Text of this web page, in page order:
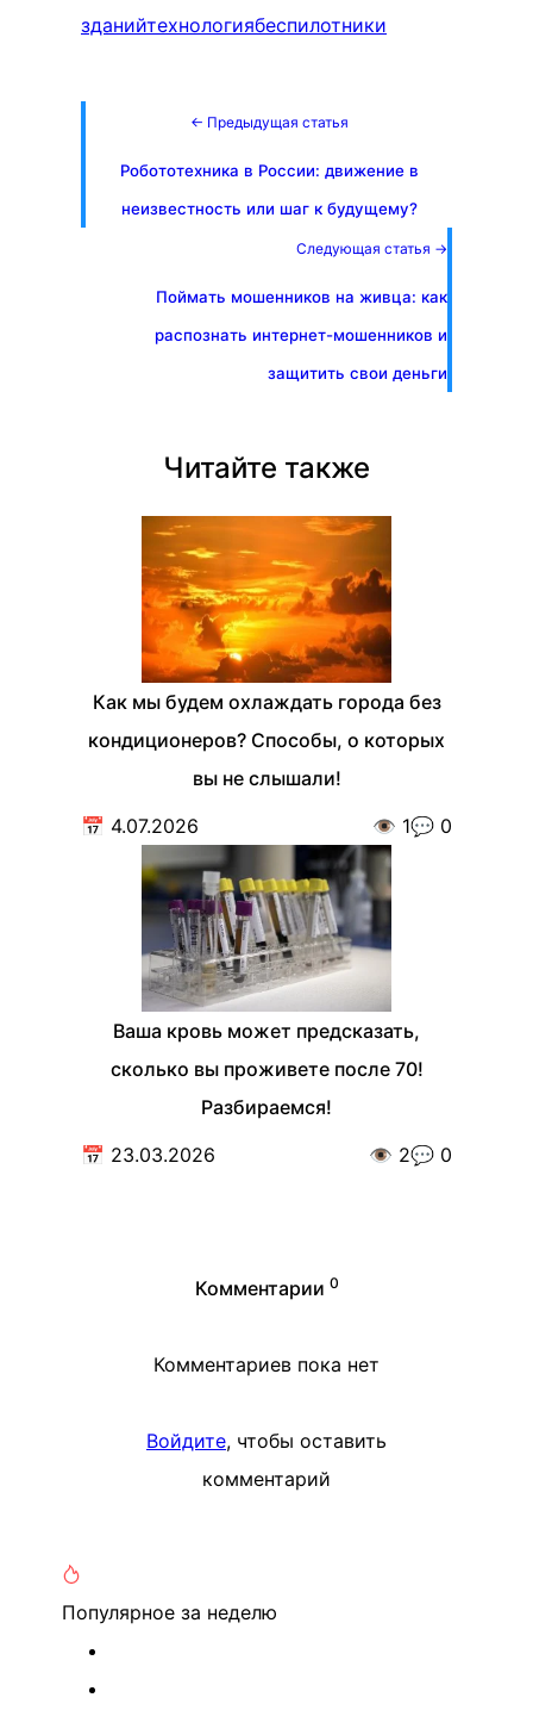
зданийтехнологиябеспилотники
← Предыдущая статья
Робототехника в России: движение в
неизвестность или шаг к будущему?
Следующая статья →
Поймать мошенников на живца: как
распознать интернет-мошенников и
защитить свои деньги
Читайте также
Как мы будем охлаждать города без
кондиционеров? Способы, о которых
вы не слышали!
📅 4.07.2026 👁️ 1💬 0
Ваша кровь может предсказать,
сколько вы проживете после 70!
Разбираемся!
📅 23.03.2026 👁️ 2💬 0
Комментарии 0
Комментариев пока нет
Войдите, чтобы оставить
комментарий
Популярное за неделю